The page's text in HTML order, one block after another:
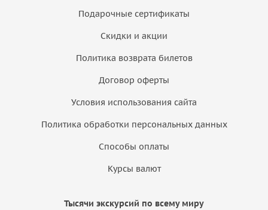
Подарочные сертификаты
Скидки и акции
Политика возврата билетов
Договор оферты
Условия использования сайта
Политика обработки персональных данных
Способы оплаты
Курсы валют
Тысячи экскурсий по всему миру